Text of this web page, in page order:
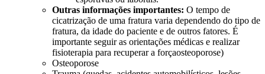
Outras informações importantes: O tempo de
cicatrização de uma fratura varia dependendo do tipo de
fratura, da idade do paciente e de outros fatores. É
importante seguir as orientações médicas e realizar
fisioterapia para recuperar a forçaosteoporose)
Osteoporose